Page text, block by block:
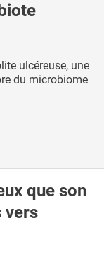
ulcéreuse, une
du microbiome
que son
vers